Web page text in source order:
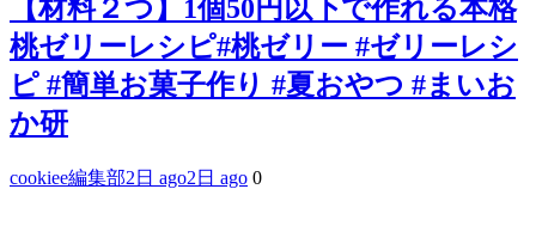
【材料２つ】1個50円以下で作れる本格
桃ゼリーレシピ#桃ゼリー #ゼリーレシ
ピ #簡単お菓子作り #夏おやつ #まいお
か研
cookiee編集部2日 ago2日 ago 0